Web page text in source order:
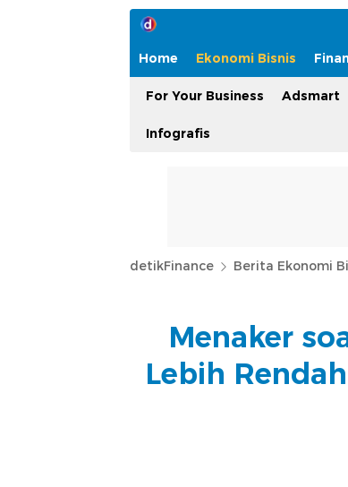
Home Ekonomi Bisnis
For Your Business Adsmart
Infografis
detikFinance Berita Ekonomi
Menaker
Lebih